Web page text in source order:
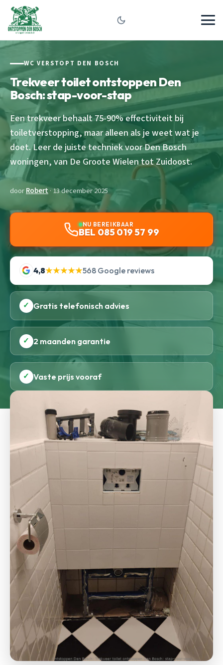
WC VERSTOPT DEN BOSCH
Trekveer toilet ontstoppen Den
Bosch: stap-voor-stap
Een trekveer behaalt 75-90% effectiviteit bij
toiletverstopping, maar alleen als je weet wat je
doet. Leer de juiste techniek voor Den Bosch
woningen, van De Groote Wielen tot Zuidoost.
doorRobert· 13 december 2025
NU BEREIKBAAR
BEL 085 019 57 99
4,8★★★★★568 Google reviews
✓ Gratis telefonisch advies
✓ 2 maanden garantie
✓ Vaste prijs vooraf